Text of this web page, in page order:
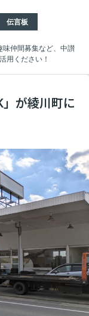
伝言板
味仲間募集など、中讃
用ください！
が綾川町に